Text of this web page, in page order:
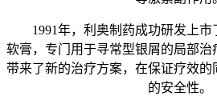
1991年，利奥制药成功研发上市
软膏，专门用于寻常型银屑的局部
带来了新的治疗方案，在保证疗效
的安全性。